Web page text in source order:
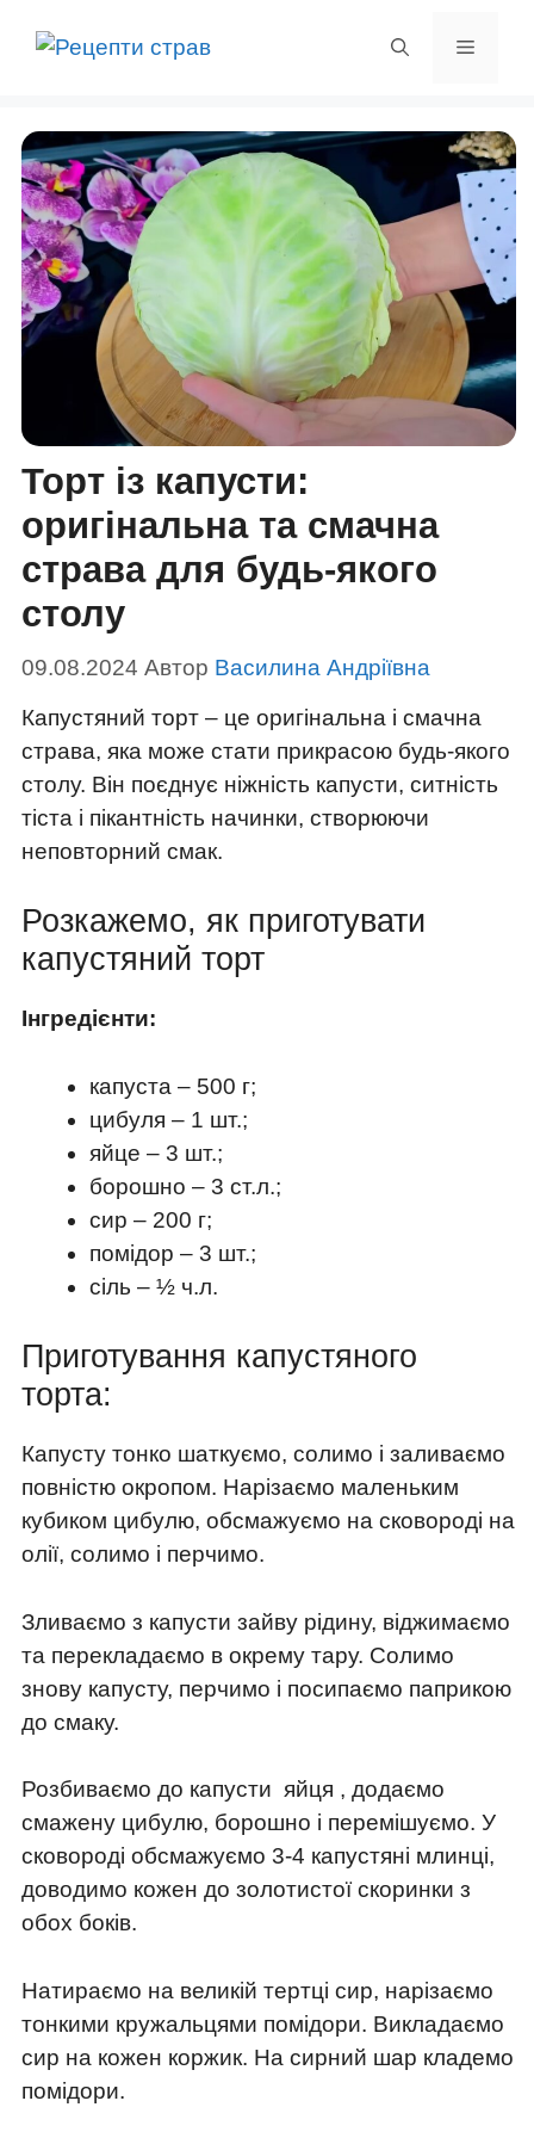
Меню
Торт із капусти:
оригінальна та смачна
страва для будь-якого
столу
09.08.2024 Автор Василина Андріївна
Капустяний торт – це оригінальна і смачна
страва, яка може стати прикрасою будь-якого
столу. Він поєднує ніжність капусти, ситність
тіста і пікантність начинки, створюючи
неповторний смак.
Розкажемо, як приготувати
капустяний торт
Інгредієнти:
капуста – 500 г;
цибуля – 1 шт.;
яйце – 3 шт.;
борошно – 3 ст.л.;
сир – 200 г;
помідор – 3 шт.;
сіль – ½ ч.л.
Приготування капустяного
торта:
Капусту тонко шаткуємо, солимо і заливаємо
повністю окропом. Нарізаємо маленьким
кубиком цибулю, обсмажуємо на сковороді на
олії, солимо і перчимо.
Зливаємо з капусти зайву рідину, віджимаємо
та перекладаємо в окрему тару. Солимо
знову капусту, перчимо і посипаємо паприкою
до смаку.
Розбиваємо до капусти яйця , додаємо
смажену цибулю, борошно і перемішуємо. У
сковороді обсмажуємо 3-4 капустяні млинці,
доводимо кожен до золотистої скоринки з
обох боків.
Натираємо на великій тертці сир, нарізаємо
тонкими кружальцями помідори. Викладаємо
сир на кожен коржик. На сирний шар кладемо
помідори.